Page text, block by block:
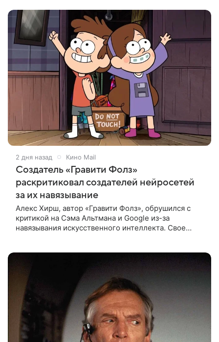
2 дня назад Кино Mail
Создатель «Гравити Фолз»
раскритиковал создателей нейросетей
за их навязывание
Алекс Хирш, автор «Гравити Фолз», обрушился с
критикой на Сэма Альтмана и Google из-за
навязывания искусственного интеллекта. Свое